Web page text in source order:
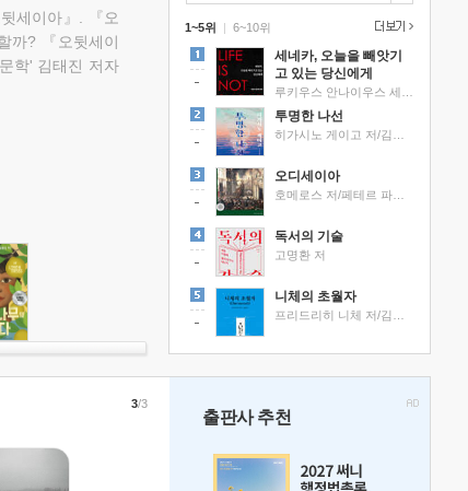
세이아』. 『오
까? 『오뒷세이
학' 김태진 저자
1~5위 |
세네카, 오늘을 빼앗기
고 있는 당신에게
투명한 나선
오디세이아
독서의 기술
고명환 저
니체의 초월자
6~10위
3/3
출판사 추천